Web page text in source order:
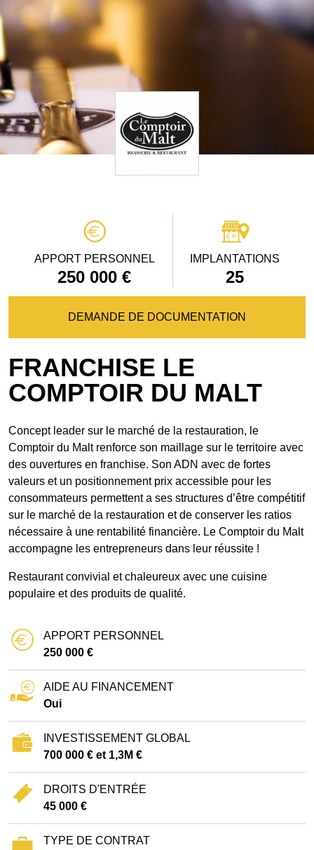
APPORT PERSONNEL
250 000 €
IMPLANTATIONS
25
DEMANDE DE DOCUMENTATION
FRANCHISE LE
COMPTOIR DU MALT
Concept leader sur le marché de la restauration, le
Comptoir du Malt renforce son maillage sur le territoire avec
des ouvertures en franchise. Son ADN avec de fortes
valeurs et un positionnement prix accessible pour les
consommateurs permettent a ses structures d’être compétitif
sur le marché de la restauration et de conserver les ratios
nécessaire à une rentabilité financière. Le Comptoir du Malt
accompagne les entrepreneurs dans leur réussite !
Restaurant convivial et chaleureux avec une cuisine
populaire et des produits de qualité.
APPORT PERSONNEL
250 000 €
AIDE AU FINANCEMENT
Oui
INVESTISSEMENT GLOBAL
700 000 € et 1,3M €
DROITS D'ENTRÉE
45 000 €
TYPE DE CONTRAT